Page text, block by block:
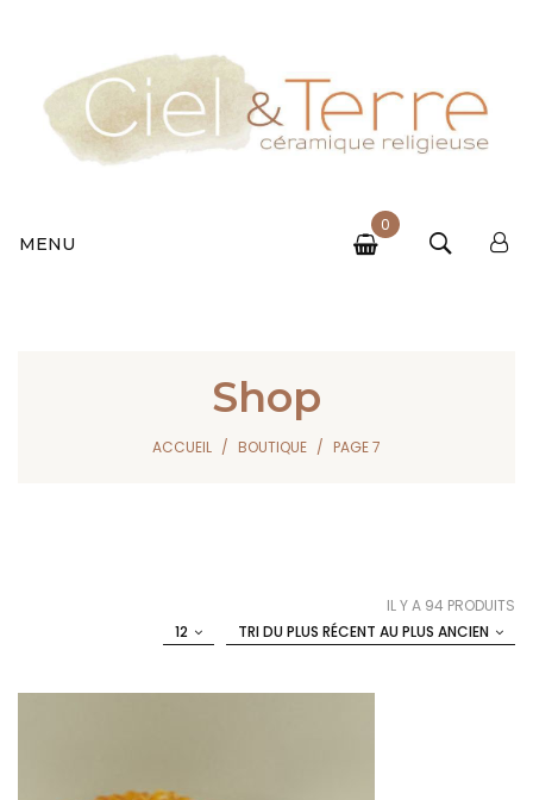
MENU
0
Shop
ACCUEIL BOUTIQUE PAGE 7
IL Y A 94 PRODUITS
TRI DU PLUS RÉCENT AU PLUS ANCIEN
12